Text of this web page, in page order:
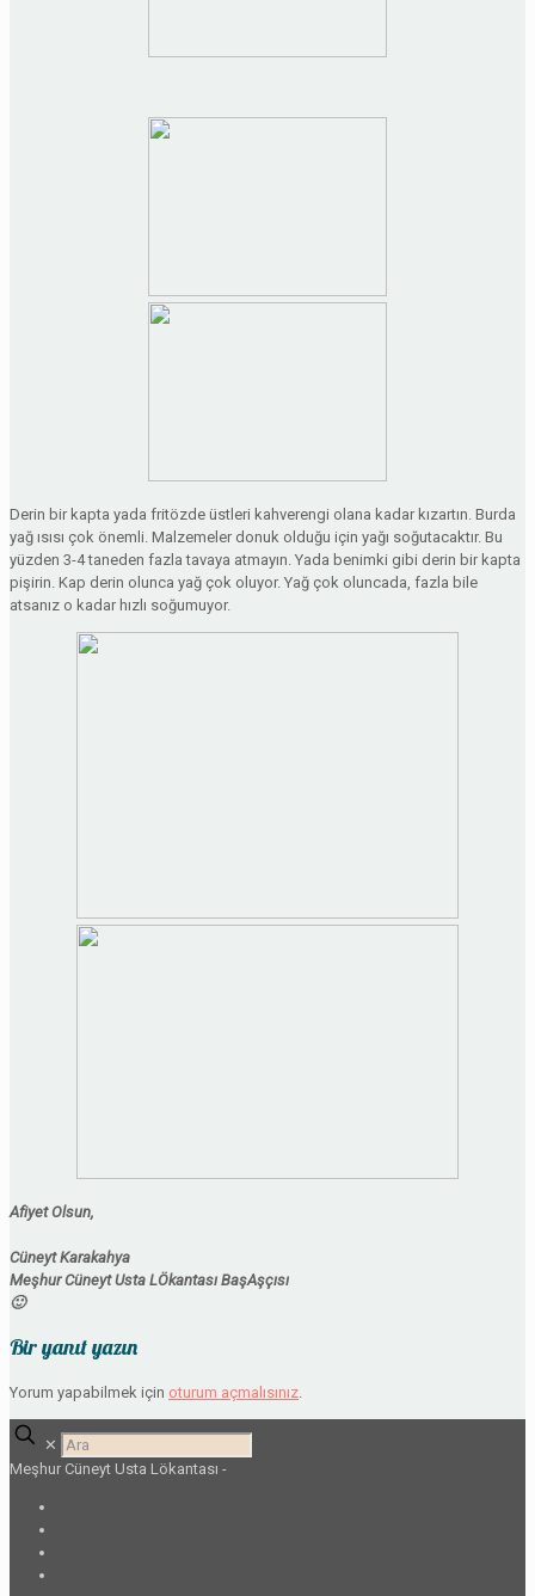
Derin bir kapta yada fritözde üstleri kahverengi olana kadar kızartın. Burda
yağ ısısı çok önemli. Malzemeler donuk olduğu için yağı soğutacaktır. Bu
yüzden 3-4 taneden fazla tavaya atmayın. Yada benimki gibi derin bir kapta
pişirin. Kap derin olunca yağ çok oluyor. Yağ çok oluncada, fazla bile
atsanız o kadar hızlı soğumuyor.
Afiyet Olsun,
Cüneyt Karakahya
Meşhur Cüneyt Usta LÖkantası BaşAşçısı
🙂
Bir yanıt yazın
Yorum yapabilmek için oturum açmalısınız.
✕
Meşhur Cüneyt Usta Lökantası -